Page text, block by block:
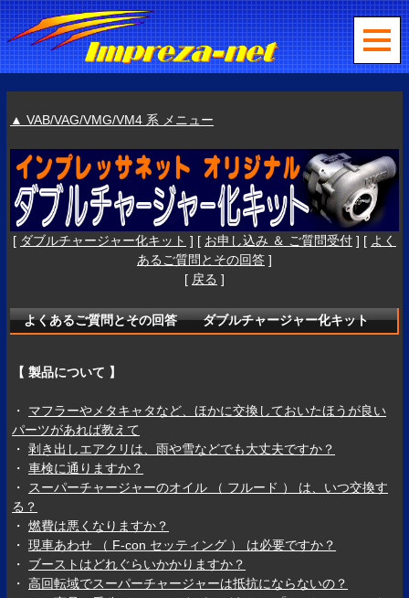
▲ VAB/VAG/VMG/VM4 系 メニュー
[ ダブルチャージャー化キット ] [ お申し込み ＆ ご質問受付 ] [ よく
あるご質問とその回答 ]
[ 戻る ]
よくあるご質問とその回答 ダブルチャージャー化キット
【 製品について 】
・ マフラーやメタキャタなど、ほかに交換しておいたほうが良い
パーツがあれば教えて
・剥き出しエアクリは、雨や雪などでも大丈夫ですか？
・車検に通りますか？
・ スーパーチャージャーのオイル （ フルード ） は、いつ交換す
る？
・燃費は悪くなりますか？
・現車あわせ （ F-con セッティング ） は必要ですか？
・ ブーストはどれぐらいかかりますか？
・高回転域でスーパーチャージャーは抵抗にならないの？